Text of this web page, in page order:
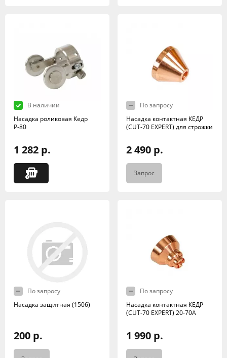
В наличии
Насадка роликовая Кедр
Р-80
1 282 р.
По запросу
Насадка контактная КЕДР
(CUT-70 EXPERT) для строжки
2 490 р.
Запрос
По запросу
Насадка защитная (1506)
200 р.
По запросу
Насадка контактная КЕДР
(CUT-70 EXPERT) 20-70А
1 990 р.